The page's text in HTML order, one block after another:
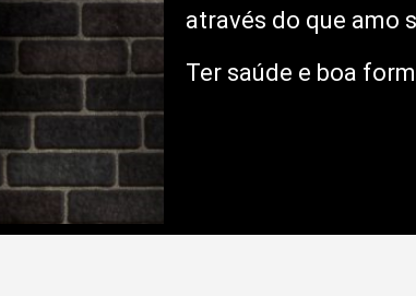
através do que amo
Ter saúde e boa